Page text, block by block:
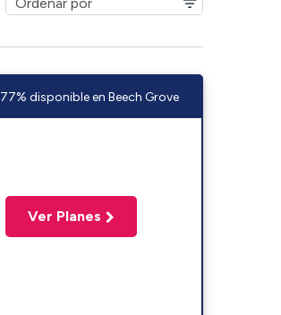
77% disponible en Beech Grove
Ver Planes